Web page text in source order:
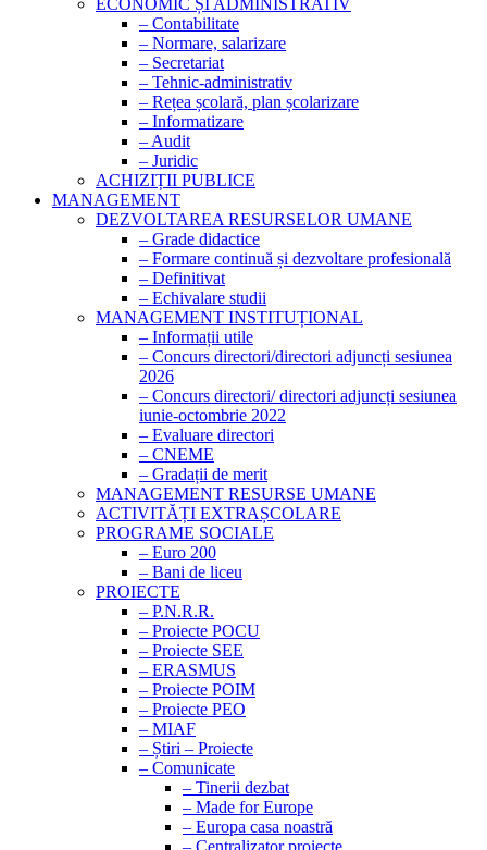
ECONOMIC ȘI ADMINISTRATIV
– Contabilitate
– Normare, salarizare
– Secretariat
– Tehnic-administrativ
– Rețea școlară, plan școlarizare
– Informatizare
– Audit
– Juridic
ACHIZIȚII PUBLICE
MANAGEMENT
DEZVOLTAREA RESURSELOR UMANE
– Grade didactice
– Formare continuă și dezvoltare profesională
– Definitivat
– Echivalare studii
MANAGEMENT INSTITUȚIONAL
– Informații utile
– Concurs directori/directori adjuncți sesiunea
2026
– Concurs directori/ directori adjuncți sesiunea
iunie-octombrie 2022
– Evaluare directori
– CNEME
– Gradații de merit
MANAGEMENT RESURSE UMANE
ACTIVITĂȚI EXTRAȘCOLARE
PROGRAME SOCIALE
– Euro 200
– Bani de liceu
PROIECTE
– P.N.R.R.
– Proiecte POCU
– Proiecte SEE
– ERASMUS
– Proiecte POIM
– Proiecte PEO
– MIAF
– Știri – Proiecte
– Comunicate
– Tinerii dezbat
– Made for Europe
– Europa casa noastră
– Centralizator proiecte